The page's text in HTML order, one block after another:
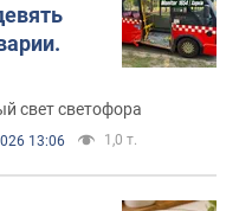
свет светофора
13:06 1,0 т.